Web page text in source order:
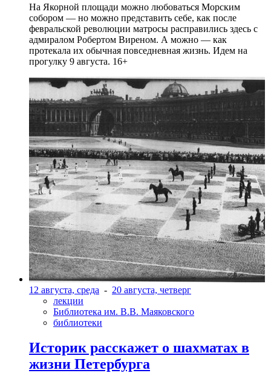
На Якорной площади можно любоваться Морским
собором — но можно представить себе, как после
февральской революции матросы расправились здесь с
адмиралом Робертом Виреном. А можно — как
протекала их обычная повседневная жизнь. Идем на
прогулку 9 августа. 16+
12 августа, среда - 20 августа, четверг
лекции
Библиотека им. В.В. Маяковского
библиотеки
Историк расскажет о шахматах в
жизни Петербурга